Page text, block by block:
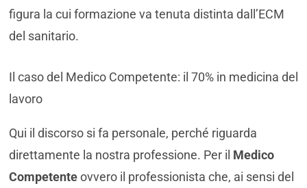
figura la cui formazione va tenuta distinta dall’ECM
del sanitario.
Il caso del Medico Competente: il 70% in medicina del
lavoro
Qui il discorso si fa personale, perché riguarda
direttamente la nostra professione. Per il Medico
Competenteovvero il professionista che, ai sensi del